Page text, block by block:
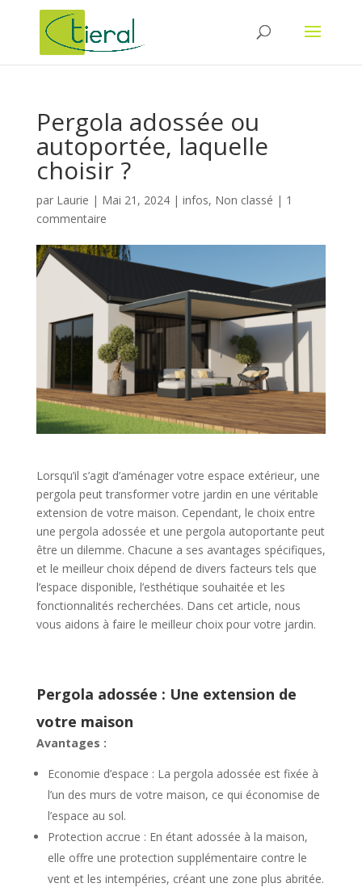
Pergola adossée ou
autoportée, laquelle
choisir ?
par Laurie | Mai 21, 2024| infos, Non classé | 1
commentaire
Lorsqu’il s’agit d’aménager votre espace extérieur, une
pergola peut transformer votre jardin en une véritable
extension de votre maison. Cependant, le choix entre
une pergola adossée et une pergola autoportante peut
être un dilemme. Chacune a ses avantages spécifiques,
et le meilleur choix dépend de divers facteurs tels que
l’espace disponible, l’esthétique souhaitée et les
fonctionnalités recherchées. Dans cet article, nous
vous aidons à faire le meilleur choix pour votre jardin.
Pergola adossée : Une extension de
votre maison
Avantages :
Economie d’espace : La pergola adossée est fixée à
l’un des murs de votre maison, ce qui économise de
l’espace au sol.
Protection accrue : En étant adossée à la maison,
elle offre une protection supplémentaire contre le
vent et les intempéries, créant une zone plus abritée.